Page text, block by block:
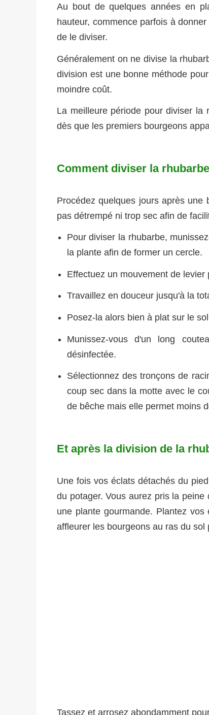
Au bout de quelques années en
hauteur, commence parfois à
de le diviser.
Généralement on ne divise la
division est une bonne méthode
moindre coût.
La meilleure période pour diviser la
dès que les premiers bourgeons
Comment diviser la
Procédez quelques jours après
pas détrempé ni trop sec afin de
Pour diviser la rhubarbe,
la plante afin de former un cercle.
Effectuez un mouvement de
Travaillez en douceur jusqu'à la
Posez-la alors bien à plat sur le
Munissez-vous d'un long
désinfectée.
Sélectionnez des tronçons de
coup sec dans la motte avec le
de bêche mais elle permet moins
Et après la division de la
Une fois vos éclats détachés du
du potager. Vous aurez pris la
une plante gourmande. Plantez
affleurer les bourgeons au ras du
Tassez et arrosez abondamment